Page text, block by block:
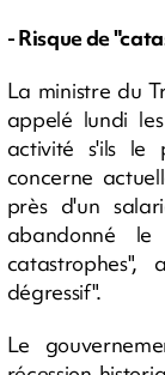
- Risque de
La ministre du
appelé lundi
activité s'ils le
concerne
près d'un
abandonné
dégressif".
Le